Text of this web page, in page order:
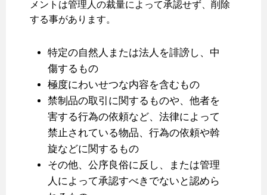
メントは管理人の裁量によって承認せず、削除
する事があります。
特定の自然人または法人を誹謗し、中
傷するもの
極度にわいせつな内容を含むもの
禁制品の取引に関するものや、他者を
害する行為の依頼など、法律によって
禁止されている物品、行為の依頼や斡
旋などに関するもの
その他、公序良俗に反し、または管理
人によって承認すべきでないと認めら